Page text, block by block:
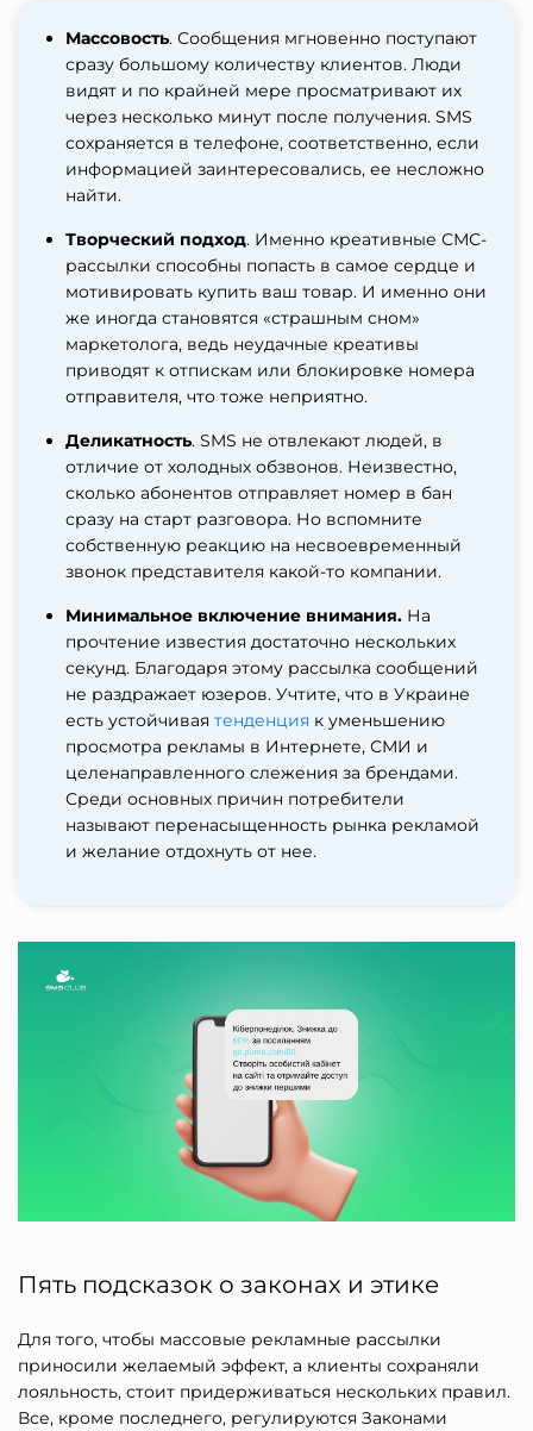
Массовость. Сообщения мгновенно поступают
сразу большому количеству клиентов. Люди
видят и по крайней мере просматривают их
через несколько минут после получения. SMS
сохраняется в телефоне, соответственно, если
информацией заинтересовались, ее несложно
найти.
Творческий подход. Именно креативные СМС-
рассылки способны попасть в самое сердце и
мотивировать купить ваш товар. И именно они
же иногда становятся «страшным сном»
маркетолога, ведь неудачные креативы
приводят к отпискам или блокировке номера
отправителя, что тоже неприятно.
Деликатность. SMS не отвлекают людей, в
отличие от холодных обзвонов. Неизвестно,
сколько абонентов отправляет номер в бан
сразу на старт разговора. Но вспомните
собственную реакцию на несвоевременный
звонок представителя какой-то компании.
Минимальное включение внимания. На
прочтение известия достаточно нескольких
секунд. Благодаря этому рассылка сообщений
не раздражает юзеров. Учтите, что в Украине
есть устойчивая тенденция к уменьшению
просмотра рекламы в Интернете, СМИ и
целенаправленного слежения за брендами.
Среди основных причин потребители
называют перенасыщенность рынка рекламой
и желание отдохнуть от нее.
Пять подсказок о законах и этике
Для того, чтобы массовые рекламные рассылки
приносили желаемый эффект, а клиенты сохраняли
лояльность, стоит придерживаться нескольких правил.
Все, кроме последнего, регулируются Законами